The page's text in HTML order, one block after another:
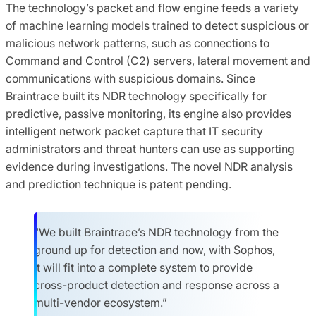
The technology’s packet and flow engine feeds a variety
of machine learning models trained to detect suspicious or
malicious network patterns, such as connections to
Command and Control (C2) servers, lateral movement and
communications with suspicious domains. Since
Braintrace built its NDR technology specifically for
predictive, passive monitoring, its engine also provides
intelligent network packet capture that IT security
administrators and threat hunters can use as supporting
evidence during investigations. The novel NDR analysis
and prediction technique is patent pending.
“We built Braintrace’s NDR technology from the
ground up for detection and now, with Sophos,
it will fit into a complete system to provide
cross-product detection and response across a
multi-vendor ecosystem.”